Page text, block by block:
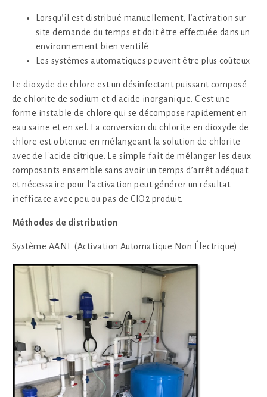
Lorsqu’il est distribué manuellement, l’activation sur
site demande du temps et doit être effectuée dans un
environnement bien ventilé
Les systèmes automatiques peuvent être plus coûteux
Le dioxyde de chlore est un désinfectant puissant composé
de chlorite de sodium et d'acide inorganique. C'est une
forme instable de chlore qui se décompose rapidement en
eau saine et en sel. La conversion du chlorite en dioxyde de
chlore est obtenue en mélangeant la solution de chlorite
avec de l'acide citrique. Le simple fait de mélanger les deux
composants ensemble sans avoir un temps d’arrêt adéquat
et nécessaire pour l’activation peut générer un résultat
inefficace avec peu ou pas de ClO2 produit.
Méthodes de distribution
Système AANE (Activation Automatique Non Électrique)